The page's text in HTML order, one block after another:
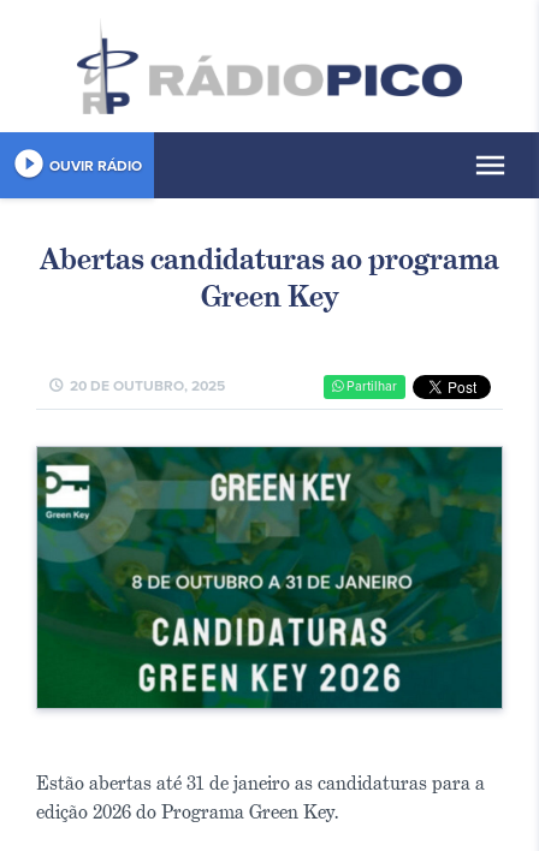
play_circle_filled OUVIR RÁDIO menu
Abertas candidaturas ao programa
Green Key
schedule 20 DE OUTUBRO, 2025 Partilhar
Estão abertas até 31 de janeiro as candidaturas para a
edição 2026 do Programa Green Key.